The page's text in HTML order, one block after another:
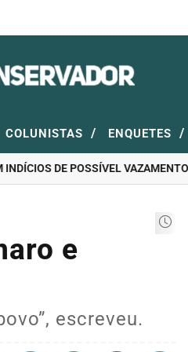
COLUNISTAS / ENQUETES /
DE POSSÍVEL VAZAMENTO
e
escreveu.